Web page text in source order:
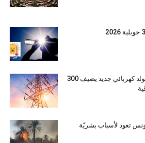
تعزيزًا للأمن الطاقي: مولد كهربائي جديد يضيف 300